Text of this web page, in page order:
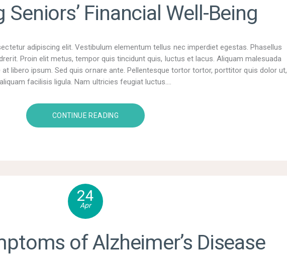
Financial Well-Being
adipiscing elit. Vestibulum elementum tellus nec imperdiet egestas. Phasellus
Proin elit metus, tempor quis tincidunt quis, luctus et lacus. Aliquam malesuada
libero ipsum. Sed quis ornare ante. Pellentesque tortor tortor, porttitor quis dolor ut,
aliquam facilisis ligula. Nam ultricies feugiat luctus.…
CONTINUE READING
24
Apr
of Alzheimer’s Disease